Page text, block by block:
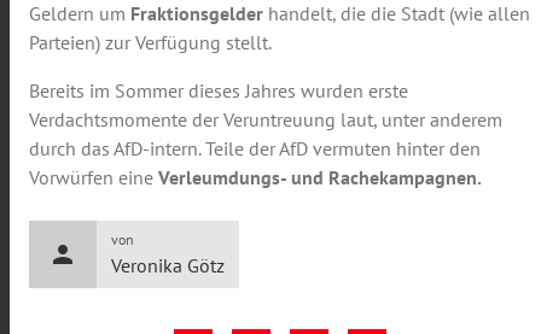
Geldern um Fraktionsgelder handelt, die die Stadt (wie allen
Parteien) zur Verfügung stellt.
Bereits im Sommer dieses Jahres wurden erste
Verdachtsmomente der Veruntreuung laut, unter anderem
durch das AfD-intern. Teile der AfD vermuten hinter den
Vorwürfen eine Verleumdungs- und Rachekampagnen.
person
von
Veronika Götz